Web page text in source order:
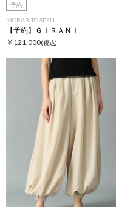
予約
MORABITO SPELL
【予約】ＧＩＲＡＮＩ
￥121,000(税込)